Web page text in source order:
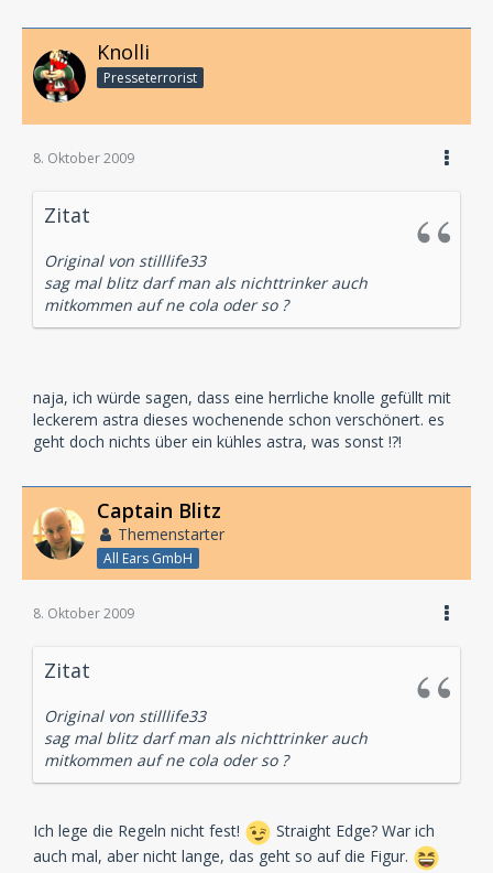
Knolli
Presseterrorist
8. Oktober 2009
Zitat
Original von stilllife33
sag mal blitz darf man als nichttrinker auch
mitkommen auf ne cola oder so ?
naja, ich würde sagen, dass eine herrliche knolle gefüllt mit
leckerem astra dieses wochenende schon verschönert. es
geht doch nichts über ein kühles astra, was sonst !?!
Captain Blitz
Themenstarter
All Ears GmbH
8. Oktober 2009
Zitat
Original von stilllife33
sag mal blitz darf man als nichttrinker auch
mitkommen auf ne cola oder so ?
Ich lege die Regeln nicht fest!
Straight Edge? War ich
auch mal, aber nicht lange, das geht so auf die Figur.